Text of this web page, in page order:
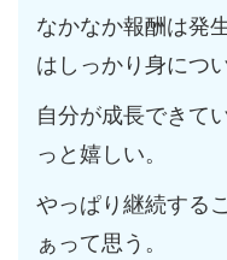
なかなか報酬は発
はしっかり身につ
自分が成長できて
っと嬉しい。
やっぱり継続する
ぁって思う。